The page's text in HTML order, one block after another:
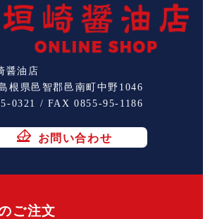
醤油店
根県邑智郡邑南町中野1046
0321 / FAX 0855-95-1186
お問い合わせ
ご注文